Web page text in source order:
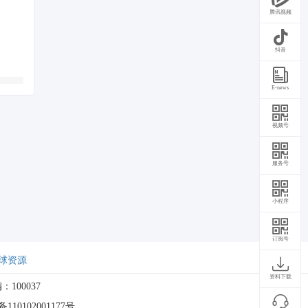
资源
100037
腾讯视频
抖音
E-news
视频号
服务号
小程序
订阅号
资料下载